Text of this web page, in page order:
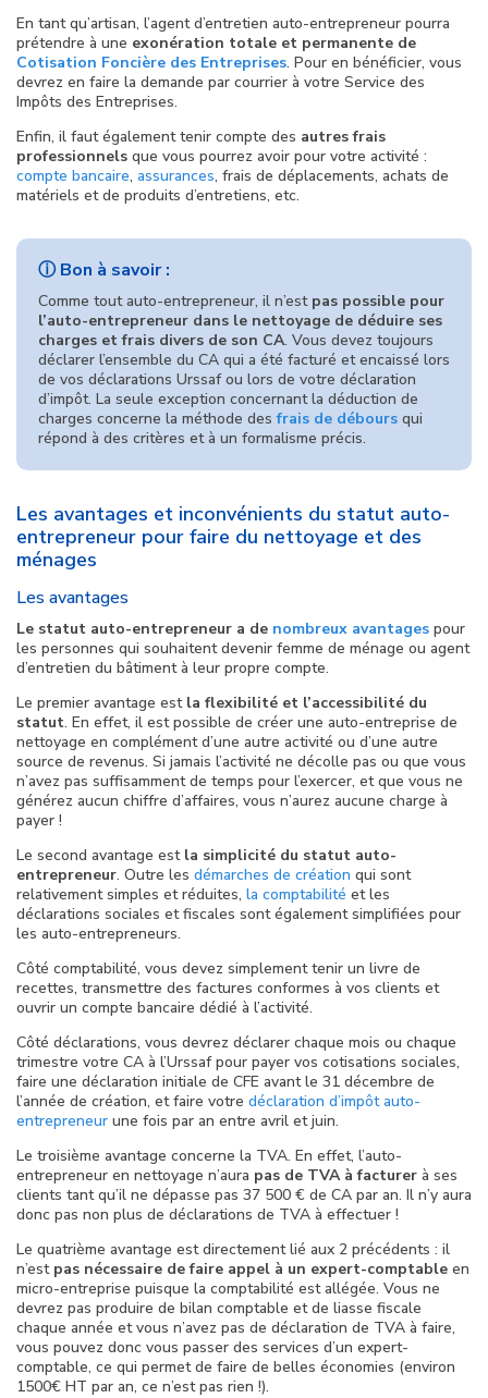
En tant qu’artisan, l’agent d’entretien auto-entrepreneur pourra
prétendre à une exonération totale et permanente de
Cotisation Foncière des Entreprises. Pour en bénéficier, vous
devrez en faire la demande par courrier à votre Service des
Impôts des Entreprises.
Enfin, il faut également tenir compte des autres frais
professionnels que vous pourrez avoir pour votre activité :
compte bancaire, assurances, frais de déplacements, achats de
matériels et de produits d’entretiens, etc.
ⓘ Bon à savoir :
Comme tout auto-entrepreneur, il n’est pas possible pour
l’auto-entrepreneur dans le nettoyage de déduire ses
charges et frais divers de son CA. Vous devez toujours
déclarer l’ensemble du CA qui a été facturé et encaissé lors
de vos déclarations Urssaf ou lors de votre déclaration
d’impôt. La seule exception concernant la déduction de
charges concerne la méthode desfrais de débours qui
répond à des critères et à un formalisme précis.
Les avantages et inconvénients du statut auto-
entrepreneur pour faire du nettoyage et des
ménages
Les avantages
Le statut auto-entrepreneur a de nombreux avantages pour
les personnes qui souhaitent devenir femme de ménage ou agent
d’entretien du bâtiment à leur propre compte.
Le premier avantage est la flexibilité et l’accessibilité du
statut. En effet, il est possible de créer une auto-entreprise de
nettoyage en complément d’une autre activité ou d’une autre
source de revenus. Si jamais l’activité ne décolle pas ou que vous
n’avez pas suffisamment de temps pour l’exercer, et que vous ne
générez aucun chiffre d’affaires, vous n’aurez aucune charge à
payer !
Le second avantage est la simplicité du statut auto-
entrepreneur. Outre les démarches de création qui sont
relativement simples et réduites, la comptabilité et les
déclarations sociales et fiscales sont également simplifiées pour
les auto-entrepreneurs.
Côté comptabilité, vous devez simplement tenir un livre de
recettes, transmettre des factures conformes à vos clients et
ouvrir un compte bancaire dédié à l’activité.
Côté déclarations, vous devrez déclarer chaque mois ou chaque
trimestre votre CA à l’Urssaf pour payer vos cotisations sociales,
faire une déclaration initiale de CFE avant le 31 décembre de
l’année de création, et faire votre déclaration d’impôt auto-
entrepreneur une fois par an entre avril et juin.
Le troisième avantage concerne la TVA. En effet, l’auto-
entrepreneur en nettoyage n’aura pas de TVA à facturer à ses
clients tant qu’il ne dépasse pas 37 500 € de CA par an. Il n’y aura
donc pas non plus de déclarations de TVA à effectuer !
Le quatrième avantage est directement lié aux 2 précédents : il
n’est pas nécessaire de faire appel à un expert-comptable en
micro-entreprise puisque la comptabilité est allégée. Vous ne
devrez pas produire de bilan comptable et de liasse fiscale
chaque année et vous n’avez pas de déclaration de TVA à faire,
vous pouvez donc vous passer des services d’un expert-
comptable, ce qui permet de faire de belles économies (environ
1500€ HT par an, ce n’est pas rien !).